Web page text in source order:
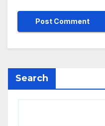
Search